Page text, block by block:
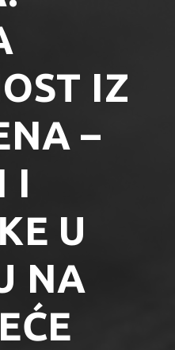
IZ
–
I
U
NA